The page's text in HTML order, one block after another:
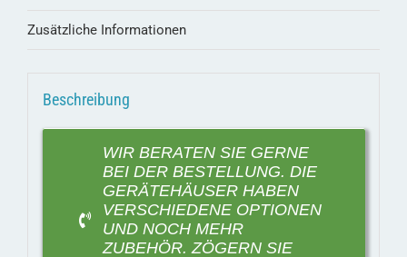
Zusätzliche Informationen
Beschreibung
WIR BERATEN SIE GERNE
BEI DER BESTELLUNG. DIE
GERÄTEHÄUSER HABEN
VERSCHIEDENE OPTIONEN
UND NOCH MEHR
ZUBEHÖR. ZÖGERN SIE